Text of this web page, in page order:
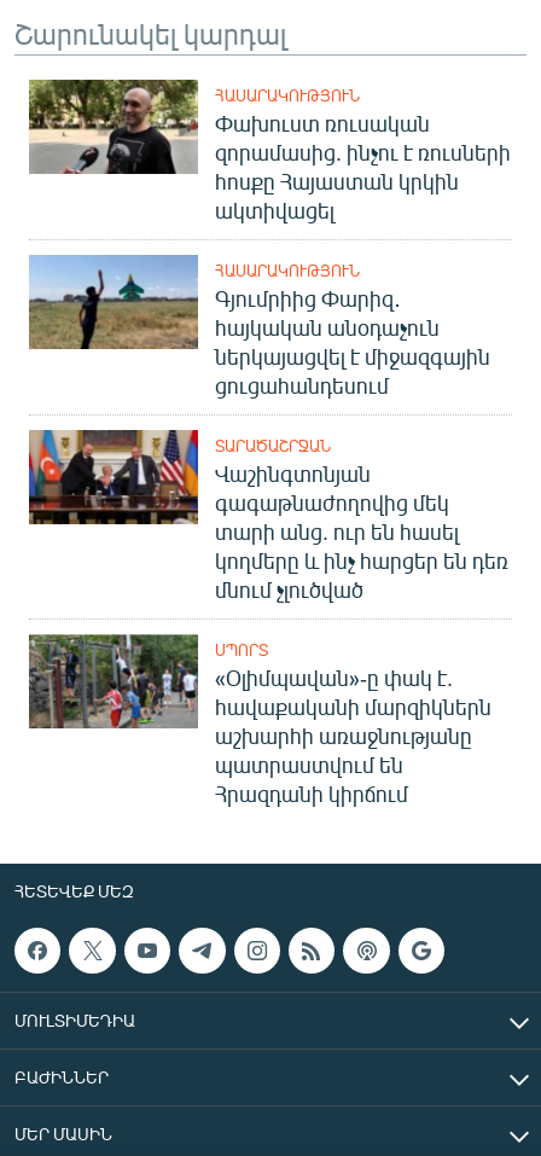
Շարունակել կարդալ
ՀԱՍԱՐԱԿՈՒԹՅՈՒՆ
Փախուստ ռուսական
զորամասից. ինչու է ռուսների
հոսքը Հայաստան կրկին
ակտիվացել
ՀԱՍԱՐԱԿՈՒԹՅՈՒՆ
Գյումրիից Փարիզ․
հայկական անօդաչուն
ներկայացվել է միջազգային
ցուցահանդեսում
ՏԱՐԱԾԱՇՐՋԱՆ
Վաշինգտոնյան
գագաթնաժողովից մեկ
տարի անց. ուր են հասել
կողմերը և ինչ հարցեր են դեռ
մնում չլուծված
ՍՊՈՐՏ
«Օլիմպավան»-ը փակ է.
հավաքականի մարզիկներն
աշխարհի առաջնությանը
պատրաստվում են
Հրազդանի կիրճում
ՀԵՏԵՎԵՔ ՄԵԶ
ՄՈՒԼՏԻՄԵԴԻԱ
ԲԱԺԻՆՆԵՐ
ՄԵՐ ՄԱՍԻՆ